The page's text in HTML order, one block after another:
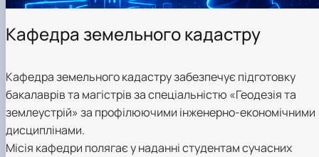
Кафедра земельного кадастру
Кафедра земельного кадастру забезпечує підготовку
бакалаврів та магістрів за спеціальністю «Геодезія та
землеустрій» за профілюючими інженерно-економічними
дисциплінами.
Місія кафедри полягає у наданні студентам сучасних